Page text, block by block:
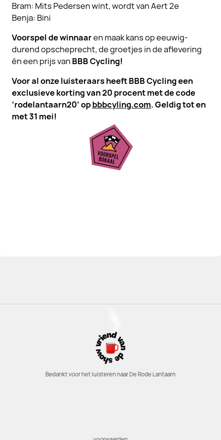
Bram: Mits Pedersen wint, wordt van Aert 2e
Benja: Bini
Voorspel de winnaaren maak kans op eeuwig-
durend opscheprecht, de groetjes in de aflevering
én een prijs van BBB Cycling!
Voor al onze luisteraars heeft BBB Cycling een
exclusieve korting van 20 procent met de code
‘rodelantaarn20’ opbbbcyling.com. Geldig tot en
met 31 mei!
Bedankt voor het luisteren naar De Rode Lantaarn